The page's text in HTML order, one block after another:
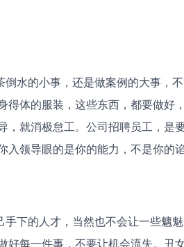
得体的服装，这些东西，都要做好
，就消极怠工。公司招聘员工，是
领导眼的是你的能力，不是你的谄
好每一件事，不要让机会流失。丑